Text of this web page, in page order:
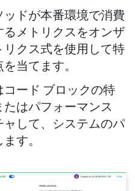
ドが本番環境で消費
メトリクスをオンザ
クス式を使用して特
当てます。
ード ブロックの特
はパフォーマンス
して、システムのパ
す。